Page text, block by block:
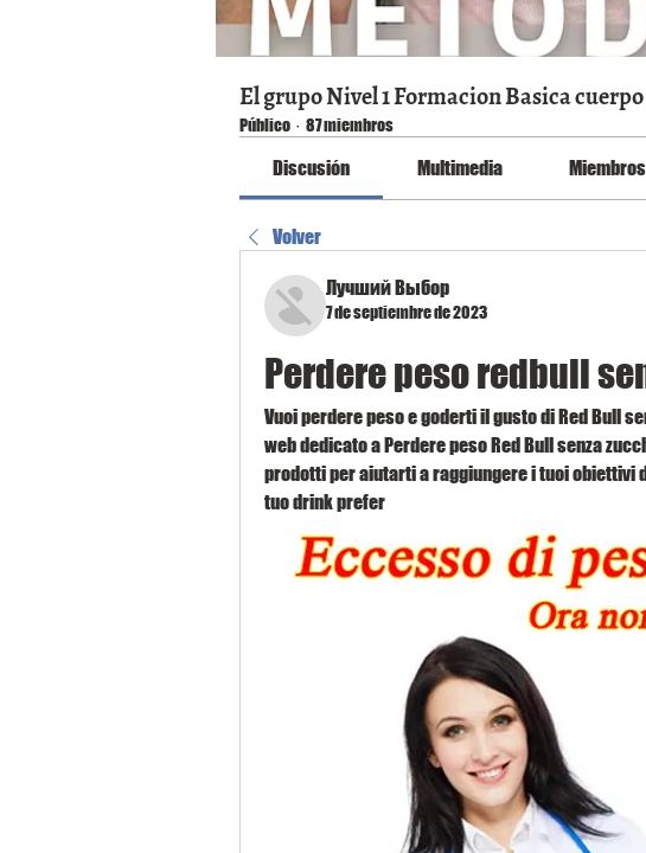
El grupo Nivel 1 Formacion Basica cuerpo
Público · 87 miembros
Discusión Multimedia Miembros
Volver
Лучший Выбор
7 de septiembre de 2023
Perdere peso redbull
Vuoi perdere peso e goderti il gusto di Red Bull
web dedicato a Perdere peso Red Bull senza
prodotti per aiutarti a raggiungere i tuoi obiettivi
tuo drink prefer